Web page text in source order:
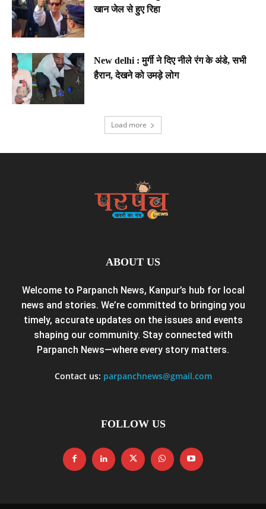
खान जेल से हुए रिहा
New delhi : मुर्गी ने दिए नीले रंग के अंडे, सभी
हैरान, देखने को उमड़े लोग
Load more
ABOUT US
Welcome to Parpanch News, Kanpur’s hub for local
news and stories. We’re committed to bringing you
timely, accurate updates on the issues and events
shaping our community. Stay connected with
Parpanch News—where every story matters.
Contact us: parpanchnews@gmail.com
FOLLOW US